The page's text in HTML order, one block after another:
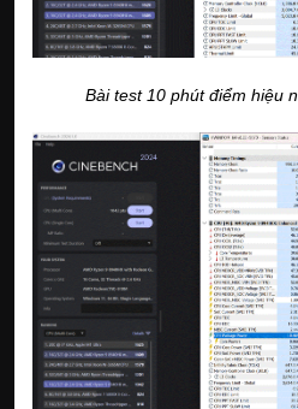
Bài test 10 phút điểm hiệu